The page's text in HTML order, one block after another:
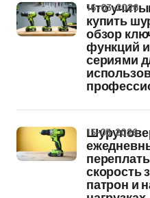
Что
купить
обзор
функций
сериями
16-03-2026
скорость
патрон и
15-03-2026